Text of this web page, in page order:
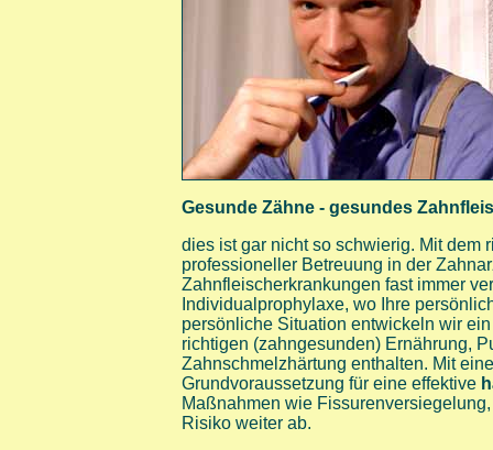
Gesunde Zähne - gesundes
dies ist gar nicht so schwierig. Mit dem
professioneller Betreuung in der
Zahnfleischerkrankungen fast immer
Individualprophylaxe, wo Ihre
persönliche Situation entwickeln wir
richtigen (zahngesunden) Ernährung,
Zahnschmelzhärtung enthalten. Mit
Grundvoraussetzung für eine effektive
Maßnahmen wie
Risiko weiter ab.